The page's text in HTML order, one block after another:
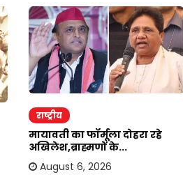
राष्ट्रीय
मायावती का फॉर्मूला दोहरा रहे
अखिलेश,ब्राह्मणों के...
August 6, 2026